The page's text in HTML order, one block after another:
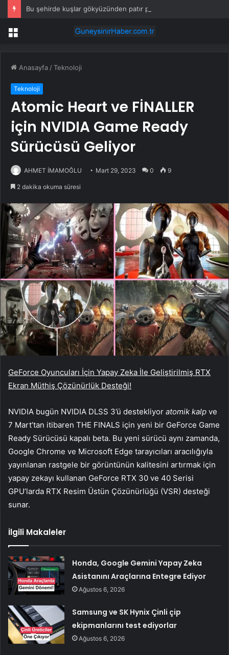
Bu şehirde kuşlar gökyüzünden patır patır düşüyor
Menü
Anasayfa /Teknoloji
Teknoloji
Atomic Heart ve FİNALLER
için NVIDIA Game Ready
Sürücüsü Geliyor
AHMET İMAMOĞLU Mart 29, 2023 0 9
2 dakika okuma süresi
GeForce Oyuncuları İçin Yapay Zeka İle Geliştirilmiş RTX
Ekran Müthiş Çözünürlük Desteği!
NVIDIA bugün NVIDIA DLSS 3’ü destekliyor atomik kalp ve
7 Mart’tan itibaren THE FINALS için yeni bir GeForce Game
Ready Sürücüsü kapalı beta. Bu yeni sürücü aynı zamanda,
Google Chrome ve Microsoft Edge tarayıcıları aracılığıyla
yayınlanan rastgele bir görüntünün kalitesini artırmak için
yapay zekayı kullanan GeForce RTX 30 ve 40 Serisi
GPU’larda RTX Resim Üstün Çözünürlüğü (VSR) desteği
sunar.
İlgili Makaleler
Honda, Google Gemini Yapay Zeka
Asistanını Araçlarına Entegre Ediyor
Ağustos 6, 2026
Samsung ve SK Hynix Çinli çip
ekipmanlarını test ediyorlar
Ağustos 6, 2026